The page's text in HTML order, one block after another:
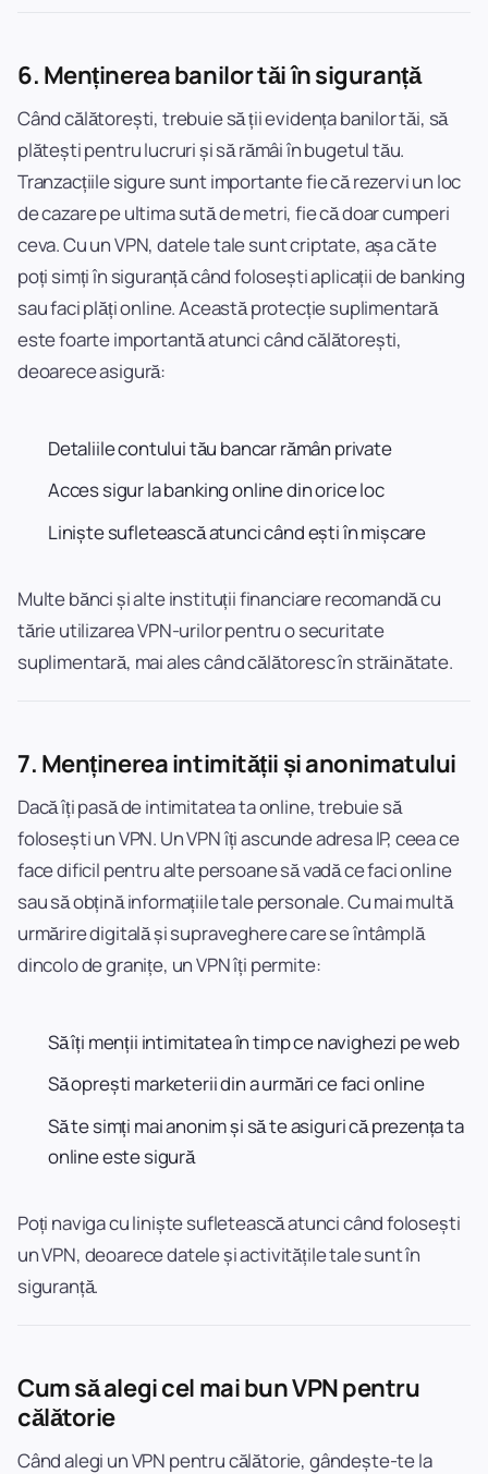
6. Menținerea banilor tăi în siguranță
Când călătorești, trebuie să ții evidența banilor tăi, să
plătești pentru lucruri și să rămâi în bugetul tău.
Tranzacțiile sigure sunt importante fie că rezervi un loc
de cazare pe ultima sută de metri, fie că doar cumperi
ceva. Cu un VPN, datele tale sunt criptate, așa că te
poți simți în siguranță când folosești aplicații de banking
sau faci plăți online. Această protecție suplimentară
este foarte importantă atunci când călătorești,
deoarece asigură:
Detaliile contului tău bancar rămân private
Acces sigur la banking online din orice loc
Liniște sufletească atunci când ești în mișcare
Multe bănci și alte instituții financiare recomandă cu
tărie utilizarea VPN-urilor pentru o securitate
suplimentară, mai ales când călătoresc în străinătate.
7. Menținerea intimității și anonimatului
Dacă îți pasă de intimitatea ta online, trebuie să
folosești un VPN. Un VPN îți ascunde adresa IP, ceea ce
face dificil pentru alte persoane să vadă ce faci online
sau să obțină informațiile tale personale. Cu mai multă
urmărire digitală și supraveghere care se întâmplă
dincolo de granițe, un VPN îți permite:
Să îți menții intimitatea în timp ce navighezi pe web
Să oprești marketerii din a urmări ce faci online
Să te simți mai anonim și să te asiguri că prezența ta
online este sigură
Poți naviga cu liniște sufletească atunci când folosești
un VPN, deoarece datele și activitățile tale sunt în
siguranță.
Cum să alegi cel mai bun VPN pentru
călătorie
Când alegi un VPN pentru călătorie, gândește-te la